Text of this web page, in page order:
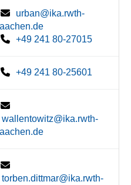
urban@ika.rwth-
aachen.de
+49 241 80-27015
+49 241 80-25601
wallentowitz@ika.rwth-
aachen.de
torben.dittmar@ika.rwth-